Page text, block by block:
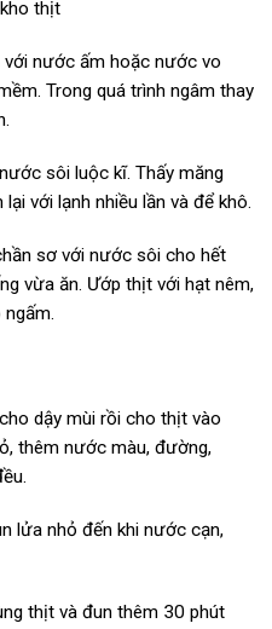
nước ấm hoặc nước vo
Trong quá trình ngâm thay
sôi luộc kĩ. Thấy măng
với lạnh nhiều lần và để khô.
sơ với nước sôi cho hết
vừa ăn. Ướp thịt với hạt nêm,
dậy mùi rồi cho thịt vào
thêm nước màu, đường,
lửa nhỏ đến khi nước cạn,
thịt và đun thêm 30 phút